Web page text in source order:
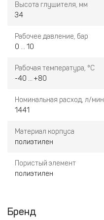
Высота глушителя, мм
34
Рабочее давление, бар
0 ... 10
Рабочая температура, °С
-40 ... +80
Номинальная расход, л/мин
1441
Материал корпуса
полиэтилен
Пористый элемент
полиэтилен
Бренд